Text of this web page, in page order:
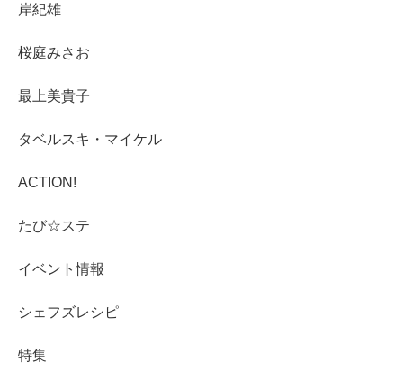
岸紀雄
桜庭みさお
最上美貴子
タベルスキ・マイケル
ACTION!
たび☆ステ
イベント情報
シェフズレシピ
特集